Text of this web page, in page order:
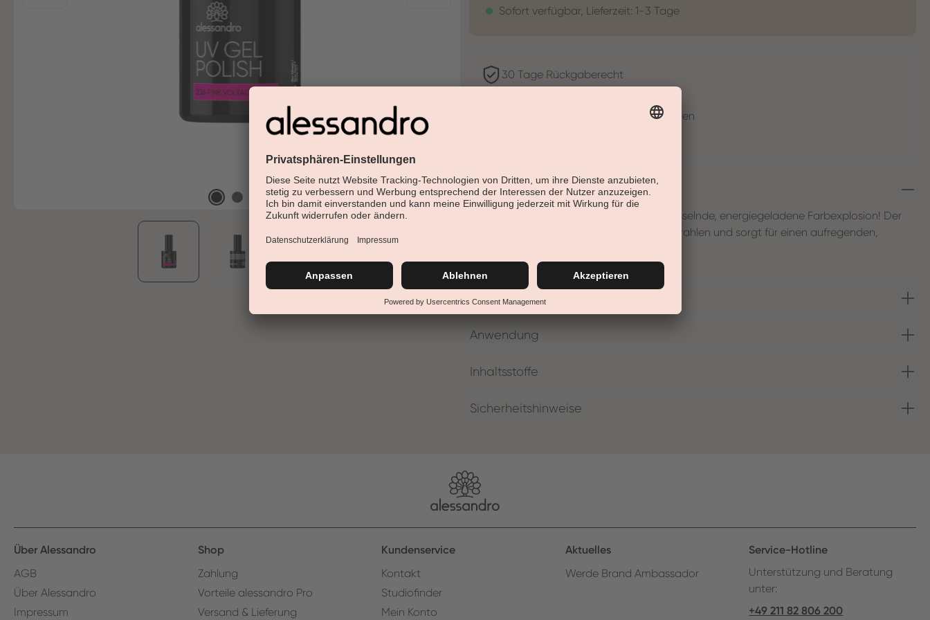
Sofort verfügbar, Lieferzeit: 1-3 Tage
30 Tage Rückgaberecht
Jetzt shoppen - bezahlen in 30 Tagen
Beschreibung
Mit Pink Voltage Neon setzt du auf eine fesselnde, energiegeladene Farbexplosion! Der
Neon-Pink-Ton bringt deine Nägel zum Strahlen und sorgt für einen aufregenden,
Details
Anwendung
Inhaltsstoffe
Sicherheitshinweise
Über Alessandro
AGB
Über Alessandro
Impressum
Shop
Zahlung
Vorteile alessandro Pro
Versand & Lieferung
Kundenservice
Kontakt
Studiofinder
Mein Konto
Aktuelles
Werde Brand Ambassador
Service-Hotline
Unterstützung und Beratung
unter:
+49 211 82 806 200